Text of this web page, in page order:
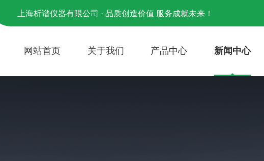
上海析谱仪器有限公司 · 品质创造价值 服务成就未来！
网站首页 关于我们 产品中心 新闻中心